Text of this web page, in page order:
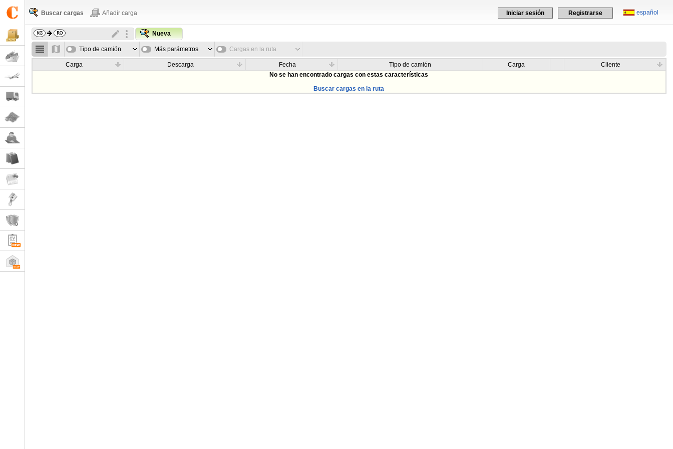
español
Iniciar sesión Registrarse
Buscar cargas Añadir carga
Nueva
Tipo de camión Más parámetros Cargas en la ruta
Carga Descarga Fecha Tipo de camión Carga
Cliente
No se han encontrado cargas con estas características
Buscar cargas en la ruta